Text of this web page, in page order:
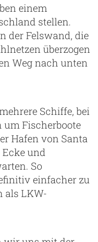
einem
stellen.
der Felswand, die
überzogen
Weg nach unten
Schiffe, bei
Fischerboote
Hafen von Santa
und
So
einfacher zu
als LKW-